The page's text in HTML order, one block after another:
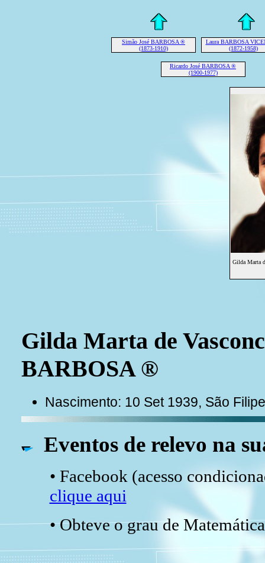
Simão José BARBOSA ®
(1873-1910)
Laura BARBOSA
(1872-1958)
Ricardo José BARBOSA ®
(1900-1977)
Gilda Marta
Gilda Marta de
BARBOSA ®
Nascimento: 10 Set 1939, São
Eventos de relevo na
• Facebook (acesso
clique aqui
• Obteve o grau de